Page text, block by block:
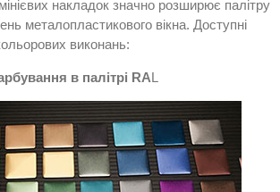
накладок значно розширює палітру
металопластикового вікна. Доступні
виконань:
в палітрі RAL